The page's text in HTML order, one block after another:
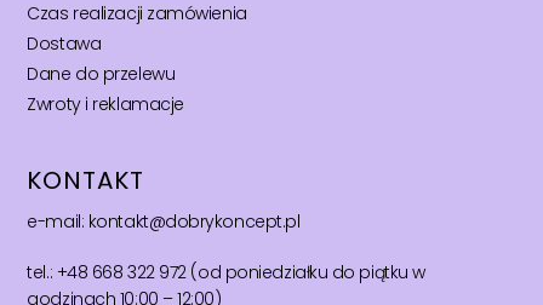
Czas realizacji zamówienia
Dostawa
Dane do przelewu
Zwroty i reklamacje
KONTAKT
e-mail: kontakt@dobrykoncept.pl
tel.: +48 668 322 972 (od poniedziałku do piątku w
godzinach 10:00 – 12:00)